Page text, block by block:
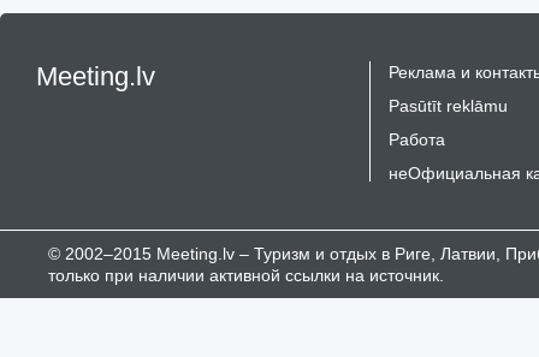
Meeting.lv
Реклама и
Pasūtīt reklāmu
Работа
неОфициальная
© 2002–2015 Meeting.lv – Туризм и отдых в Риге, Латвии,
только при наличии активной ссылки на источник.